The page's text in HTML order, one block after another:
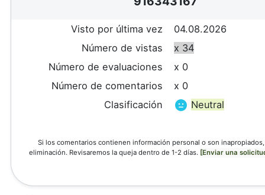
Visto por última vez
04.08.2026
Número de vistas
x 34
Número de evaluaciones
x 0
Número de comentarios
x 0
Clasificación
Neutral
Si los comentarios contienen información personal o son
eliminación. Revisaremos la queja dentro de 1-2 días. [Enviar una